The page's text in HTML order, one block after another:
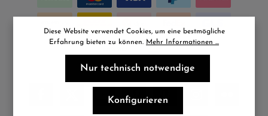
Diese Website verwendet Cookies, um eine bestmögliche
Erfahrung bieten zu können. Mehr Informationen ...
Nur technisch notwendige
Konfigurieren